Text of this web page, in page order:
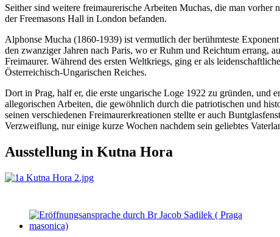
Seither sind weitere freimaurerische Arbeiten Muchas, die man
der Freemasons Hall in London befanden.
Alphonse Mucha (1860-1939) ist vermutlich der berühmteste
den zwanziger Jahren nach Paris, wo er Ruhm und Reichtum errang,
Freimaurer. Während des ersten Weltkriegs, ging er als
Österreichisch-Ungarischen Reiches.
Dort in Prag, half er, die erste ungarische Loge 1922 zu gründen, und
allegorischen Arbeiten, die gewöhnlich durch die patriotischen und
seinen verschiedenen Freimaurerkreationen stellte er auch
Verzweiflung, nur einige kurze Wochen nachdem sein geliebtes
Ausstellung in Kutna Hora